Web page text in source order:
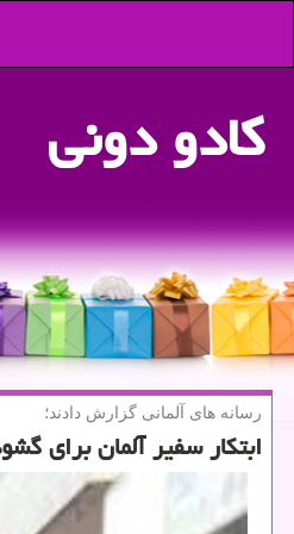
كادو دونی
رسانه های آلمانی گزارش دادند؛
ابتكار سفیر آلمان برای